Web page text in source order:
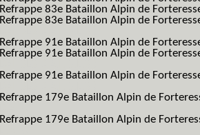
Refrappe 83e Bataillon Alpin de
Refrappe 83e Bataillon Alpin de
Refrappe 91e Bataillon Alpin de
Refrappe 91e Bataillon Alpin de
Refrappe 91e Bataillon Alpin de
Refrappe 179e Bataillon Alpin de
Refrappe 179e Bataillon Alpin de